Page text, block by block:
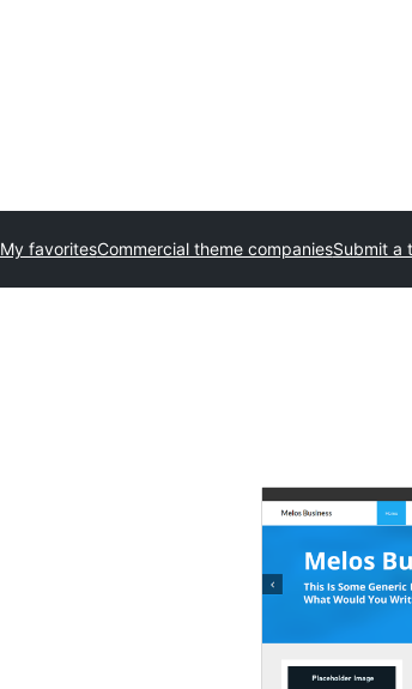
Submit a
Commercial theme companies
My favorites